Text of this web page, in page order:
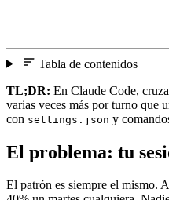
Tabla de contenidos
TL;DR: En Claude Code,
varias veces más por turno que
con settings.json y
El problema: tu
El patrón es siempre el mismo.